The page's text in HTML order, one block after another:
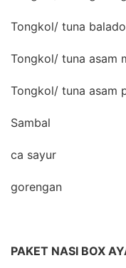
Tongkol/ tuna balado
Tongkol/ tuna asam
Tongkol/ tuna asam
Sambal
ca sayur
gorengan
PAKET NASI BOX